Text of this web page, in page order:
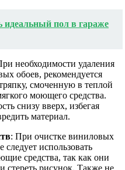
идеальный пол в гараже
необходимости удаления
обоев, рекомендуется
смоченную в теплой
моющего средства.
снизу вверх, избегая
материал.
: При очистке виниловых
использовать
средства, так как они
стереть рисунок. Также не